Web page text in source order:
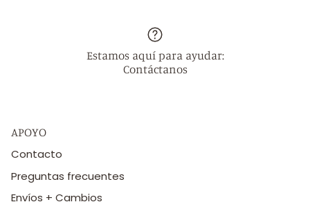
Estamos aquí para ayudar:
Contáctanos
APOYO
Contacto
Preguntas frecuentes
Envíos + Cambios